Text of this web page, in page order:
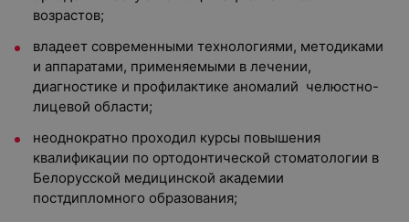
возрастов;
владеет современными технологиями, методиками
и аппаратами, применяемыми в лечении,
диагностике и профилактике аномалий челюстно-
лицевой области;
неоднократно проходил курсы повышения
квалификации по ортодонтической стоматологии в
Белорусской медицинской академии
постдипломного образования;